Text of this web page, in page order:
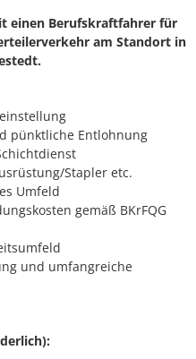
einen Berufskraftfahrer für
am Standort in
pünktliche Entlohnung
Stapler etc.
Umfeld
gemäß BKrFQG
und umfangreiche